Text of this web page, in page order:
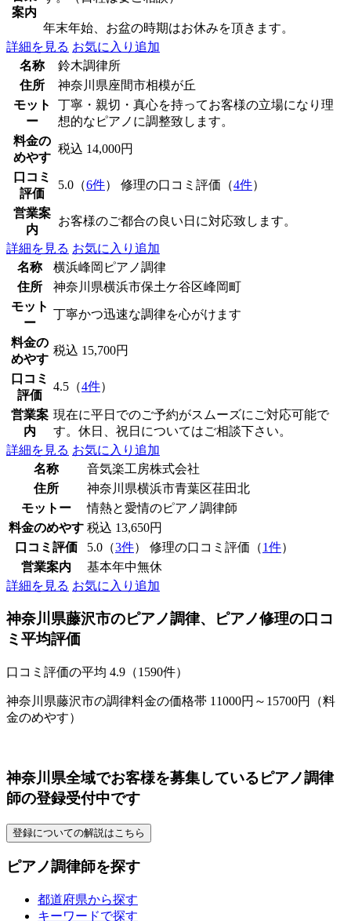
案内
年末年始、お盆の時期はお休みを頂きます。
詳細を見る お気に入り追加
名称
鈴木調律所
住所
神奈川県座間市相模が丘
モット
ー
丁寧・親切・真心を持ってお客様の立場になり理
想的なピアノに調整致します。
料金の
めやす
税込 14,000円
口コミ
評価
5.0（6件） 修理の口コミ評価（4件）
営業案
内
お客様のご都合の良い日に対応致します。
詳細を見る お気に入り追加
名称
横浜峰岡ピアノ調律
住所
神奈川県横浜市保土ケ谷区峰岡町
モット
ー
丁寧かつ迅速な調律を心がけます
料金の
めやす
税込 15,700円
口コミ
評価
4.5（4件）
営業案
内
現在に平日でのご予約がスムーズにご対応可能で
す。休日、祝日についてはご相談下さい。
詳細を見る お気に入り追加
名称
音気楽工房株式会社
住所
神奈川県横浜市青葉区荏田北
モットー
情熱と愛情のピアノ調律師
料金のめやす 税込 13,650円
口コミ評価
5.0（3件） 修理の口コミ評価（1件）
営業案内
基本年中無休
詳細を見る お気に入り追加
神奈川県藤沢市のピアノ調律、ピアノ修理の口コ
ミ平均評価
口コミ評価の平均 4.9（1590件）
神奈川県藤沢市の調律料金の価格帯 11000円～15700円（料
金のめやす）
神奈川県全域でお客様を募集しているピアノ調律
師の登録受付中です
登録についての解説はこちら
ピアノ調律師を探す
都道府県から探す
キーワードで探す